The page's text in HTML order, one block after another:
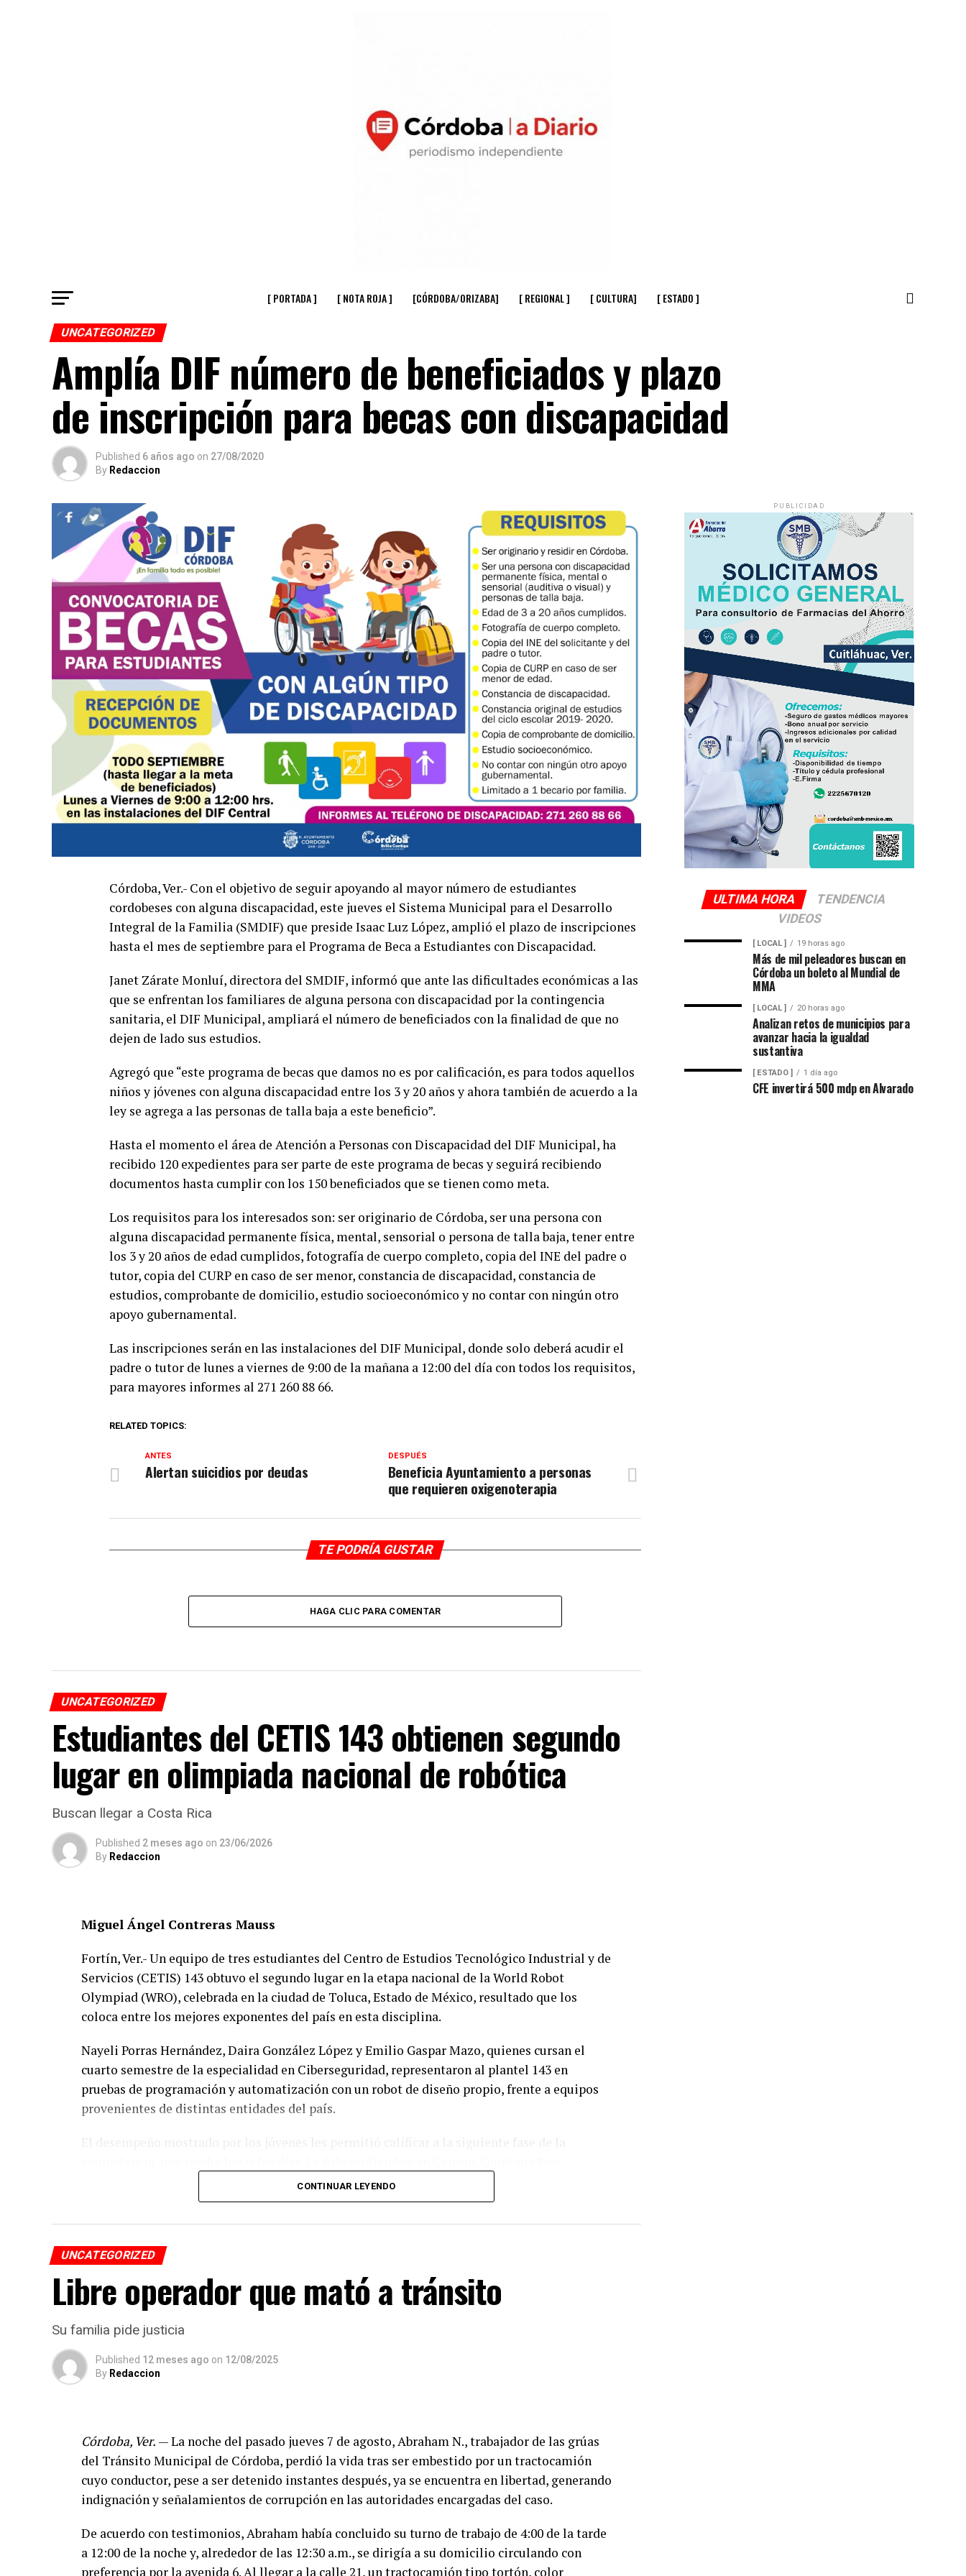
[ PORTADA ] [ NOTA ROJA ] [CÓRDOBA/ORIZABA] [ REGIONAL ] [ CULTURA] [ ESTADO ]
UNCATEGORIZED
Amplía DIF número de beneficiados y plazo
de inscripción para becas con discapacidad
Published 6 años ago on 27/08/2020
By Redaccion
Córdoba, Ver.- Con el objetivo de seguir apoyando al mayor número de estudiantes
cordobeses con alguna discapacidad, este jueves el Sistema Municipal para el Desarrollo
Integral de la Familia (SMDIF) que preside Isaac Luz López, amplió el plazo de inscripciones
hasta el mes de septiembre para el Programa de Beca a Estudiantes con Discapacidad.
Janet Zárate Monluí, directora del SMDIF, informó que ante las dificultades económicas a las
que se enfrentan los familiares de alguna persona con discapacidad por la contingencia
sanitaria, el DIF Municipal, ampliará el número de beneficiados con la finalidad de que no
dejen de lado sus estudios.
Agregó que “este programa de becas que damos no es por calificación, es para todos aquellos
niños y jóvenes con alguna discapacidad entre los 3 y 20 años y ahora también de acuerdo a la
ley se agrega a las personas de talla baja a este beneficio”.
Hasta el momento el área de Atención a Personas con Discapacidad del DIF Municipal, ha
recibido 120 expedientes para ser parte de este programa de becas y seguirá recibiendo
documentos hasta cumplir con los 150 beneficiados que se tienen como meta.
Los requisitos para los interesados son: ser originario de Córdoba, ser una persona con
alguna discapacidad permanente física, mental, sensorial o persona de talla baja, tener entre
los 3 y 20 años de edad cumplidos, fotografía de cuerpo completo, copia del INE del padre o
tutor, copia del CURP en caso de ser menor, constancia de discapacidad, constancia de
estudios, comprobante de domicilio, estudio socioeconómico y no contar con ningún otro
apoyo gubernamental.
Las inscripciones serán en las instalaciones del DIF Municipal, donde solo deberá acudir el
padre o tutor de lunes a viernes de 9:00 de la mañana a 12:00 del día con todos los requisitos,
para mayores informes al 271 260 88 66.
RELATED TOPICS:
DESPUÉS
Beneficia Ayuntamiento a personas
que requieren oxigenoterapia
ANTES
Alertan suicidios por deudas
TE PODRÍA GUSTAR
HAGA CLIC PARA COMENTAR
UNCATEGORIZED
Estudiantes del CETIS 143 obtienen segundo
lugar en olimpiada nacional de robótica
Buscan llegar a Costa Rica
Published 2 meses ago on 23/06/2026
By Redaccion
Miguel Ángel Contreras Mauss
Fortín, Ver.- Un equipo de tres estudiantes del Centro de Estudios Tecnológico Industrial y de
Servicios (CETIS) 143 obtuvo el segundo lugar en la etapa nacional de la World Robot
Olympiad (WRO), celebrada en la ciudad de Toluca, Estado de México, resultado que los
coloca entre los mejores exponentes del país en esta disciplina.
Nayeli Porras Hernández, Daira González López y Emilio Gaspar Mazo, quienes cursan el
cuarto semestre de la especialidad en Ciberseguridad, representaron al plantel 143 en
pruebas de programación y automatización con un robot de diseño propio, frente a equipos
provenientes de distintas entidades del país.
CONTINUAR LEYENDO
UNCATEGORIZED
Libre operador que mató a tránsito
Su familia pide justicia
Published 12 meses ago on 12/08/2025
By Redaccion
Córdoba, Ver. — La noche del pasado jueves 7 de agosto, Abraham N., trabajador de las grúas
del Tránsito Municipal de Córdoba, perdió la vida tras ser embestido por un tractocamión
cuyo conductor, pese a ser detenido instantes después, ya se encuentra en libertad, generando
indignación y señalamientos de corrupción en las autoridades encargadas del caso.
De acuerdo con testimonios, Abraham había concluido su turno de trabajo de 4:00 de la tarde
a 12:00 de la noche y, alrededor de las 12:30 a.m., se dirigía a su domicilio circulando con
preferencia por la avenida 6. Al llegar a la calle 21, un tractocamión tipo tortón, color
PUBLICIDAD
ULTIMA HORA
TENDENCIA
VIDEOS
[ LOCAL ] 19 horas ago
Más de mil peleadores buscan en
Córdoba un boleto al Mundial de
MMA
[ LOCAL ] 20 horas ago
Analizan retos de municipios para
avanzar hacia la igualdad
sustantiva
[ ESTADO ] 1 día ago
CFE invertirá 500 mdp en Alvarado